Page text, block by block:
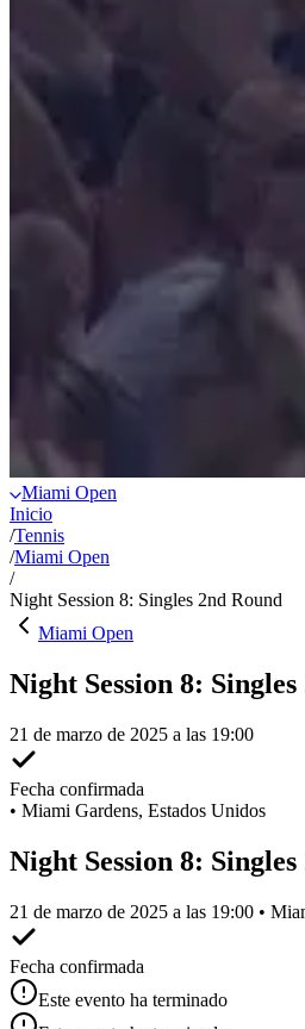
Miami Open
Inicio
/Tennis
/Miami Open
/
Night Session 8: Singles 2nd Round
Miami Open
Night Session 8:
21 de marzo de 2025 a las 19:00
Fecha confirmada
• Miami Gardens, Estados Unidos
Night Session 8:
21 de marzo de 2025 a las 19:00 •
Fecha confirmada
Este evento ha terminado